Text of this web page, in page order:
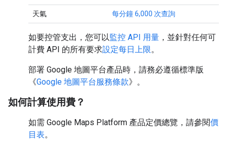
天氣 每分鐘 6,000 次查詢
如要控管支出，您可以監控 API 用量 ，並針對任何可
計費 API 的所有要求設定每日上限。
部署 Google 地圖平台產品時，請務必遵循標準版
《Google 地圖平台服務條款》。
如何計算使用費？
如需 Google Maps Platform 產品定價總覽，請參閱價
目表。